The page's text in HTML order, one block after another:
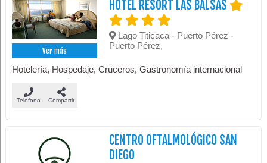
Ver más
HOTEL RESORT LAS BALSAS
Lago Titicaca - Puerto Pérez -
Puerto Pérez,
Hotelería, Hospedaje, Cruceros, Gastronomía internacional
Teléfono Compartir
CENTRO OFTALMOLÓGICO SAN
DIEGO